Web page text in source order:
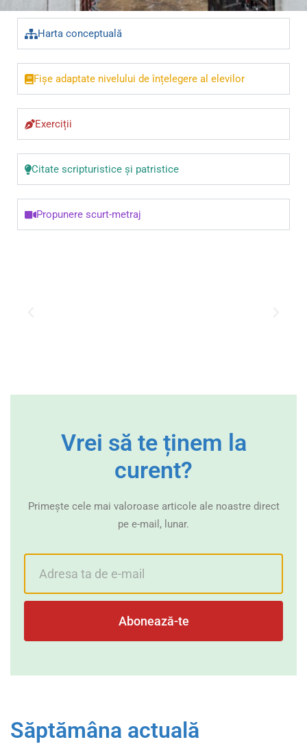
Harta conceptuală
Fișe adaptate nivelului de înțelegere al elevilor
Exerciții
Citate scripturistice și patristice
Propunere scurt-metraj
Vrei să te ținem la
curent?
Primește cele mai valoroase articole ale noastre direct
pe e-mail, lunar.
Abonează-te
Săptămâna actuală